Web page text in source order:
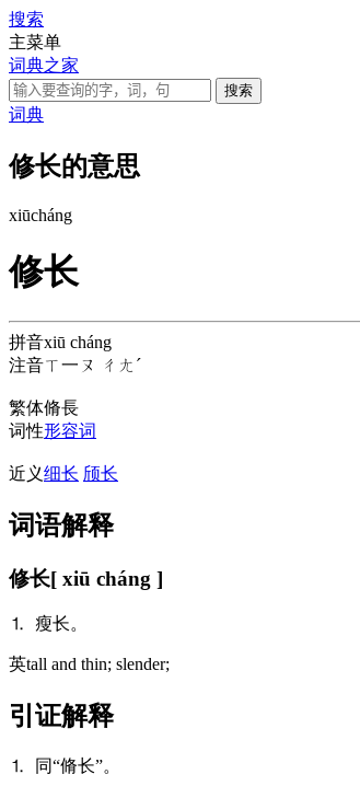
搜索
主菜单
词典之家
词典
修长的意思
xiūcháng
修长
拼音xiū cháng
注音ㄒ一ㄡ ㄔㄤˊ
繁体脩長
词性形容词
近义细长 颀长
词语解释
修长[ xiū cháng ]
⒈ 瘦长。
英tall and thin; slender;
引证解释
⒈ 同“脩长”。